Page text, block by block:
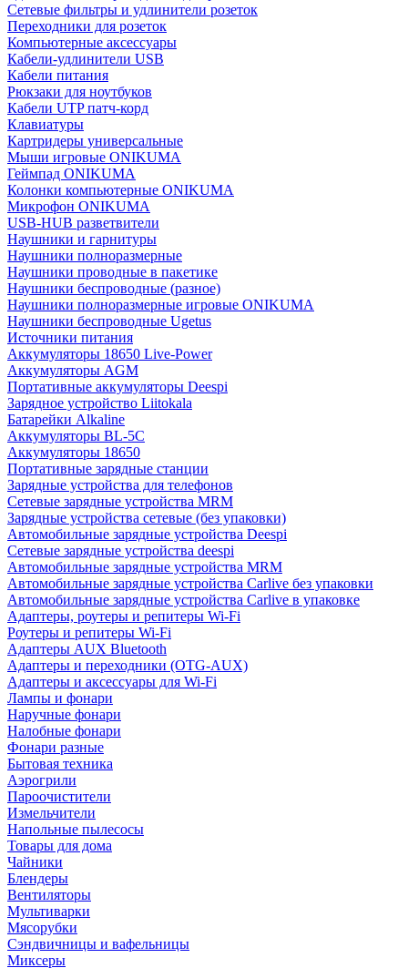
Сетевые фильтры и удлинители розеток
Переходники для розеток
Компьютерные аксессуары
Кабели-удлинители USB
Кабели питания
Рюкзаки для ноутбуков
Кабели UTP патч-корд
Клавиатуры
Картридеры универсальные
Мыши игровые ONIKUMA
Геймпад ONIKUMA
Колонки компьютерные ONIKUMA
Микрофон ONIKUMA
USB-HUB разветвители
Наушники и гарнитуры
Наушники полноразмерные
Наушники проводные в пакетике
Наушники беспроводные (разное)
Наушники полноразмерные игровые ONIKUMA
Наушники беспроводные Ugetus
Источники питания
Аккумуляторы 18650 Live-Power
Аккумуляторы АGM
Портативные аккумуляторы Deespi
Зарядное устройство Liitokala
Батарейки Alkaline
Аккумуляторы BL-5C
Аккумуляторы 18650
Портативные зарядные станции
Зарядные устройства для телефонов
Сетевые зарядные устройства MRM
Зарядные устройства сетевые (без упаковки)
Автомобильные зарядные устройства Deespi
Сетевые зарядные устройства deespi
Автомобильные зарядные устройства MRM
Автомобильные зарядные устройства Carlive без упаковки
Автомобильные зарядные устройства Carlive в упаковке
Адаптеры, роутеры и репитеры Wi-Fi
Роутеры и репитеры Wi-Fi
Адаптеры AUX Bluetooth
Адаптеры и переходники (OTG-AUX)
Адаптеры и аксессуары для Wi-Fi
Лампы и фонари
Наручные фонари
Налобные фонари
Фонари разные
Бытовая техника
Аэрогрили
Пароочистители
Измельчители
Напольные пылесосы
Товары для дома
Чайники
Блендеры
Вентиляторы
Мультиварки
Мясорубки
Сэндвичницы и вафельницы
Миксеры